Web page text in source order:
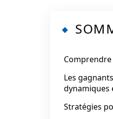
Les
dynamiques
Stratégies